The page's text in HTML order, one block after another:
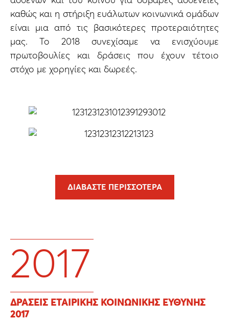
καθώς και η στήριξη ευάλωτων κοινωνικά ομάδων
είναι μια από τις βασικότερες προτεραιότητες
μας. Το 2018 συνεχίσαμε να ενισχύουμε
πρωτοβουλίες και δράσεις που έχουν τέτοιο
στόχο με χορηγίες και δωρεές.
ΔΙΑΒΆΣΤΕ ΠΕΡΙΣΣΌΤΕΡΑ
2017
ΔΡΆΣΕΙΣ ΕΤΑΙΡΙΚΉΣ ΚΟΙΝΩΝΙΚΉΣ ΕΥΘΎΝΗΣ
2017